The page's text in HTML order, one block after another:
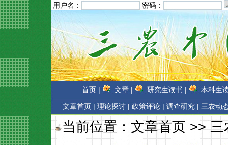
用户名： 密码：
首页 | 文章 | 研究生读书 | 本科生
文章首页 | 理论探讨 | 政策评论 | 调查研究 | 三农动
当前位置：文章首页>>三